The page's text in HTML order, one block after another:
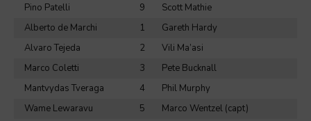
Pino Patelli
9
Scott Mathie
Alberto de Marchi
1
Gareth Hardy
Alvaro Tejeda
2
Vili Ma’asi
Marco Coletti
3
Pete Bucknall
Mantvydas Tveraga
4
Phil Murphy
Wame Lewaravu
5
Marco Wentzel (capt)